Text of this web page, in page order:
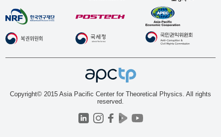
Copyright© 2015 Asia Pacific Center for Theoretical Physics. All rights
reserved.